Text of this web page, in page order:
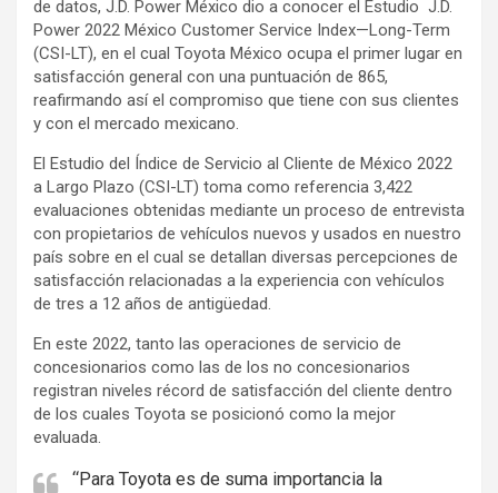
de datos, J.D. Power México dio a conocer el Estudio J.D.
Power 2022 México Customer Service Index—Long-Term
(CSI-LT), en el cual Toyota México ocupa el primer lugar en
satisfacción general con una puntuación de 865,
reafirmando así el compromiso que tiene con sus clientes
y con el mercado mexicano.
El Estudio del Índice de Servicio al Cliente de México 2022
a Largo Plazo (CSI-LT) toma como referencia 3,422
evaluaciones obtenidas mediante un proceso de entrevista
con propietarios de vehículos nuevos y usados en nuestro
país sobre en el cual se detallan diversas percepciones de
satisfacción relacionadas a la experiencia con vehículos
de tres a 12 años de antigüedad.
En este 2022, tanto las operaciones de servicio de
concesionarios como las de los no concesionarios
registran niveles récord de satisfacción del cliente dentro
de los cuales Toyota se posicionó como la mejor
evaluada.
“Para Toyota es de suma importancia la